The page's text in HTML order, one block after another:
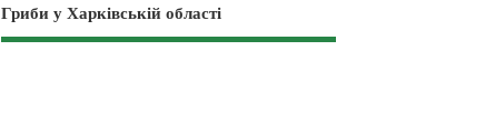
Гриби у Харківській області